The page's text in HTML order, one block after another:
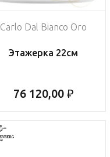
Carlo Dal Bianco Oro
Этажерка 22см
76 120,00 ₽